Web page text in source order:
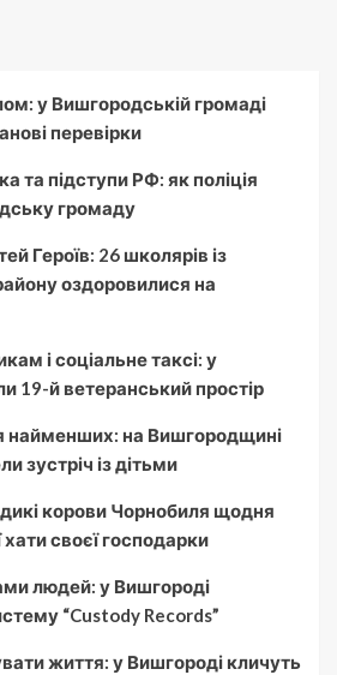
у Вишгородській громаді
перевірки
та підступи РФ: як поліція
громаду
Героїв: 26 школярів із
оздоровилися на
і соціальне таксі: у
19-й ветеранський простір
найменших: на Вишгородщині
зустріч із дітьми
корови Чорнобиля щодня
хати своєї господарки
людей: у Вишгороді
“Custody Records”
життя: у Вишгороді кличуть